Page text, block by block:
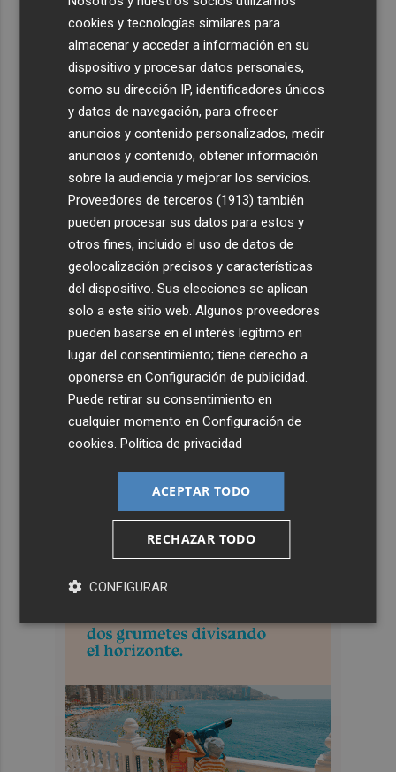
cookies y tecnologías similares para
almacenar y acceder a información en su
dispositivo y procesar datos personales,
como su dirección IP, identificadores únicos
y datos de navegación, para ofrecer
anuncios y contenido personalizados, medir
anuncios y contenido, obtener información
sobre la audiencia y mejorar los servicios.
Proveedores de terceros (1913) también
pueden procesar sus datos para estos y
otros fines, incluido el uso de datos de
geolocalización precisos y características
del dispositivo. Sus elecciones se aplican
solo a este sitio web. Algunos proveedores
pueden basarse en el interés legítimo en
lugar del consentimiento; tiene derecho a
oponerse enConfiguración de publicidad
Puede retirar su consentimiento en
cualquier momento enConfiguración de
cookies .Política de privacidad
ACEPTAR TODO
RECHAZAR TODO
CONFIGURAR